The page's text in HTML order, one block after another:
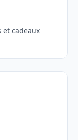
et cadeaux